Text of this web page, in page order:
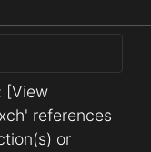
[View
references
or